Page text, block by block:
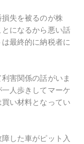
失を被るのが株
になるから悪い話
最終的に納税者に
害関係の話がいま
人歩きしてマーケ
い材料となってい
した車がピット入